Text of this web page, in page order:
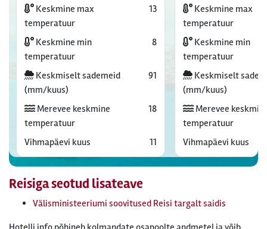
Keskmine max
temperatuur
13
Keskmine min
temperatuur
8
Keskmiselt sademeid
(mm/kuus)
91
Merevee keskmine
temperatuur
18
Vihmapäevi kuus 11
Keskmine max
temperatuur
Keskmine min
temperatuur
Keskmiselt
(mm/kuus)
Merevee
temperatuur
Vihmapäevi kuus
Reisiga seotud lisateave
Välisministeeriumi soovitused Reisi targalt saidis